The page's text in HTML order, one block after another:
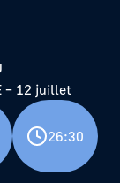
– 12 juillet
26:30